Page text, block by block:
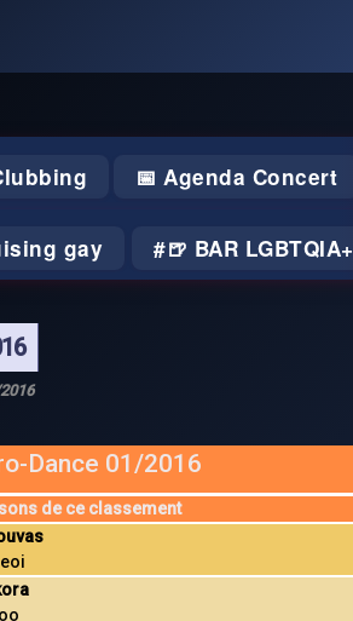
📅 Agenda Concert
gay 🍺 BAR LGBTQIA+
Dance 01/2016
de ce classement